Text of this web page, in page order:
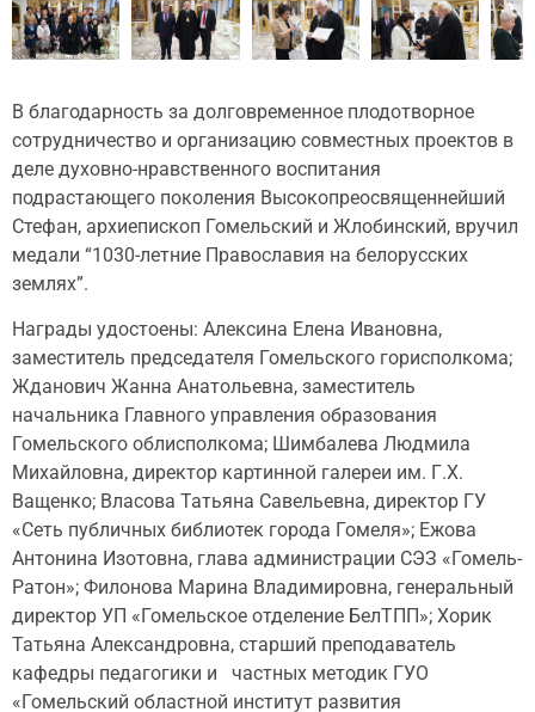
В благодарность за долговременное плодотворное
сотрудничество и организацию совместных проектов в
деле духовно-нравственного воспитания
подрастающего поколения Высокопреосвященнейший
Стефан, архиепископ Гомельский и Жлобинский, вручил
медали “1030-летние Православия на белорусских
землях”.
Награды удостоены: Алексина Елена Ивановна,
заместитель председателя Гомельского горисполкома;
Жданович Жанна Анатольевна, заместитель
начальника Главного управления образования
Гомельского облисполкома; Шимбалева Людмила
Михайловна, директор картинной галереи им. Г.Х.
Ващенко; Власова Татьяна Савельевна, директор ГУ
«Сеть публичных библиотек города Гомеля»; Ежова
Антонина Изотовна, глава администрации СЭЗ «Гомель-
Ратон»; Филонова Марина Владимировна, генеральный
директор УП «Гомельское отделение БелТПП»; Хорик
Татьяна Александровна, старший преподаватель
кафедры педагогики и частных методик ГУО
«Гомельский областной институт развития